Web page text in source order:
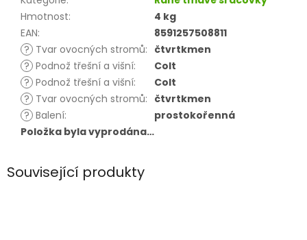
Hmotnost:
4 kg
EAN:
8591257508811
? Tvar ovocných stromů: čtvrtkmen
? Podnož třešní a višní:
Colt
? Podnož třešní a višní:
Colt
? Tvar ovocných stromů: čtvrtkmen
? Balení:
prostokořenná
Položka byla vyprodána…
Související produkty